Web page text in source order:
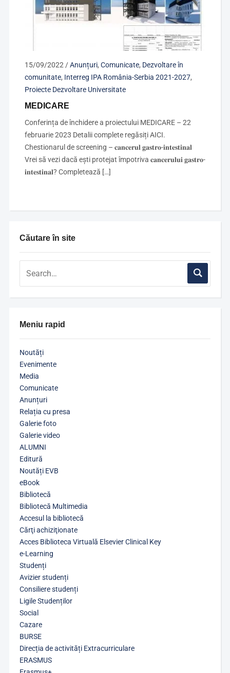
Căutare în site
Meniu rapid
Noutăți
Evenimente
Media
Comunicate
Anunțuri
Relația cu presa
Galerie foto
Galerie video
ALUMNI
Editură
Noutăți EVB
eBook
Bibliotecă
Bibliotecă Multimedia
Accesul la bibliotecă
Cărţi achiziţionate
Acces Biblioteca Virtuală Elsevier Clinical Key
e-Learning
Studenți
Avizier studenți
Consiliere studenți
Ligile Studenților
Social
Cazare
BURSE
Direcția de activități Extracurriculare
ERASMUS
15/09/2022 /Anunțuri, Comunicate, Dezvoltare în
comunitate, Interreg IPA România-Serbia 2021-2027,
Proiecte Dezvoltare Universitate
MEDICARE
Conferința de închidere a proiectului MEDICARE – 22
februarie 2023 Detalii complete regăsiți AICI.
Chestionarul de screening – 𝐜𝐚𝐧𝐜𝐞𝐫𝐮𝐥 𝐠𝐚𝐬𝐭𝐫𝐨-𝐢𝐧𝐭𝐞𝐬𝐭𝐢𝐧𝐚𝐥
Vrei să vezi dacă ești protejat împotriva 𝐜𝐚𝐧𝐜𝐞𝐫𝐮𝐥𝐮𝐢 𝐠𝐚𝐬𝐭𝐫𝐨-
𝐢𝐧𝐭𝐞𝐬𝐭𝐢𝐧𝐚𝐥? Completează […]